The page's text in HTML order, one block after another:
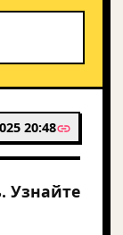
20:48
Узнайте